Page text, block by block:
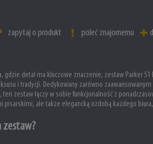
zapytaj o produkt poleć znajomemu
detal ma kluczowe znaczenie, zestaw Parker 51
i tradycji. Dedykowany zarówno
zestaw łączy w sobie funkcjonalność z
pisarskimi, ale także elegancką ozdobą każdego
zestaw?